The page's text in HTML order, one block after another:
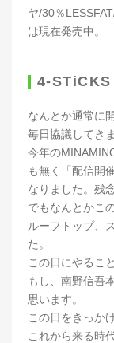
ヤ/30％
は現在発売中。
4-
なんとか通常に
毎日協議してき
今年の
も無く「配信開
なりました。残
でもなんとかこ
ルーフトップ、
た。
この日にやるこ
もし、南野信吾
思います。
この日をきっか
これから来る時